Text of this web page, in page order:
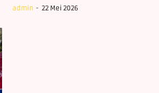
admin 22 Mei 2026